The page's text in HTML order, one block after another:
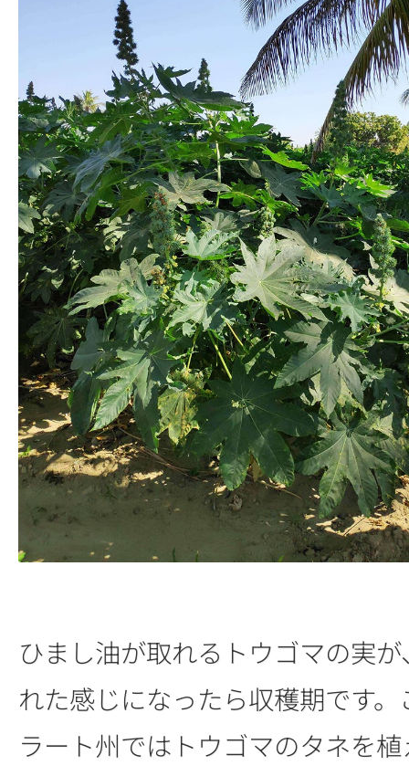
ひまし油が取れるトウゴマの実
れた感じになったら収穫期です
ラート州ではトウゴマのタネを